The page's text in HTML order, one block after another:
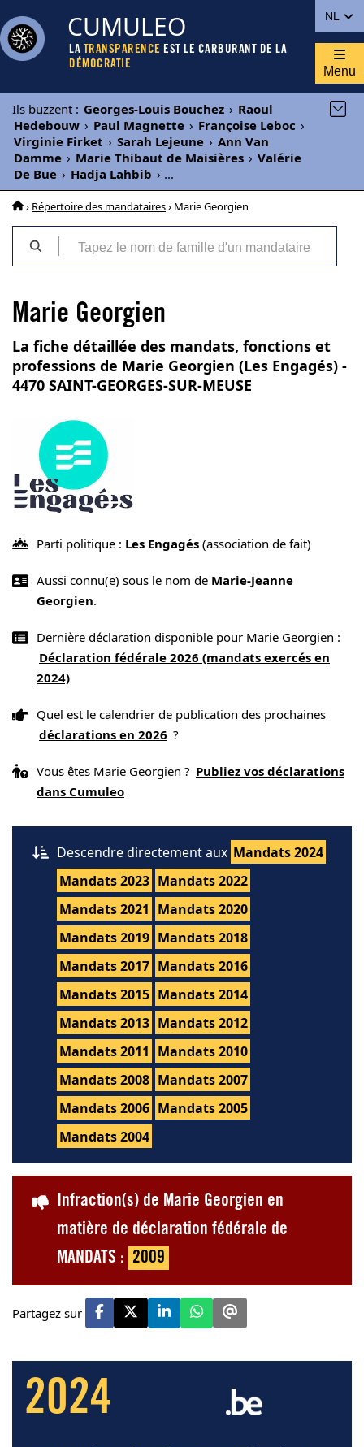
NL
CUMULEO
LA TRANSPARENCE EST LE CARBURANT DE LA
DÉMOCRATIE
Menu
Ils buzzent : Georges-Louis Bouchez › Raoul
Hedebouw › Paul Magnette › Françoise Leboc ›
Virginie Firket › Sarah Lejeune › Ann Van
Damme › Marie Thibaut de Maisières › Valérie
De Bue › Hadja Lahbib › ...
› Répertoire des mandataires› Marie Georgien
Marie Georgien
La fiche détaillée des mandats, fonctions et
professions de Marie Georgien (Les Engagés) -
4470 SAINT-GEORGES-SUR-MEUSE
Parti politique : Les Engagés (association de fait)
Aussi connu(e) sous le nom de Marie-Jeanne
Georgien.
Dernière déclaration disponible pour Marie Georgien :
Déclaration fédérale 2026 (mandats exercés en
2024)
Quel est le calendrier de publication des prochaines
déclarations en 2026 ?
Vous êtes Marie Georgien ? Publiez vos déclarations
dans Cumuleo
Descendre directement aux Mandats 2024
Mandats 2023 Mandats 2022
Mandats 2021 Mandats 2020
Mandats 2019 Mandats 2018
Mandats 2017 Mandats 2016
Mandats 2015 Mandats 2014
Mandats 2013 Mandats 2012
Mandats 2011 Mandats 2010
Mandats 2008 Mandats 2007
Mandats 2006 Mandats 2005
Mandats 2004
Infraction(s) de Marie Georgien en
matière de déclaration fédérale de
MANDATS : 2009
Partagez sur
2024